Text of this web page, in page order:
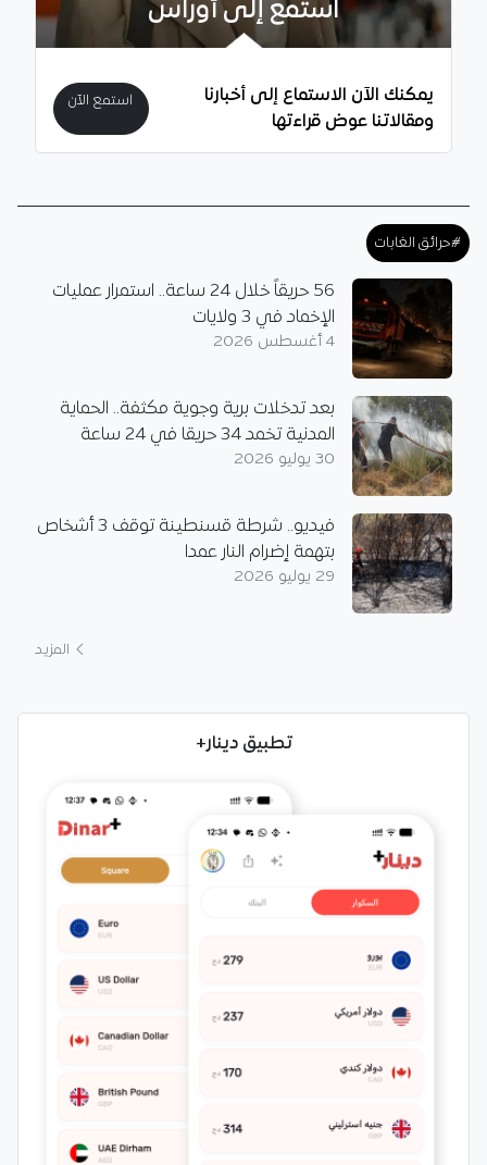
استمع إلى أوراس
يمكنك الآن الاستماع إلى أخبارنا
ومقالاتنا عوض قراءتها
استمع الآن
#حرائق الغابات
56 حريقاً خلال 24 ساعة.. استمرار عمليات
الإخماد في 3 ولايات
4 أغسطس 2026
بعد تدخلات برية وجوية مكثفة.. الحماية
المدنية تخمد 34 حريقا في 24 ساعة
30 يوليو 2026
فيديو.. شرطة قسنطينة توقف 3 أشخاص
بتهمة إضرام النار عمدا
29 يوليو 2026
المزيد
تطبيق دينار+